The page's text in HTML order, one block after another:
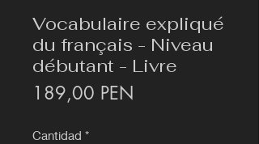
Vocabulaire expliqué
du français - Niveau
débutant - Livre
189,00 PEN
Cantidad *